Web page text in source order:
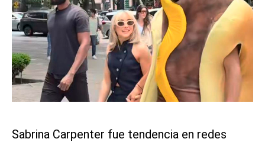
Sabrina Carpenter fue tendencia en redes